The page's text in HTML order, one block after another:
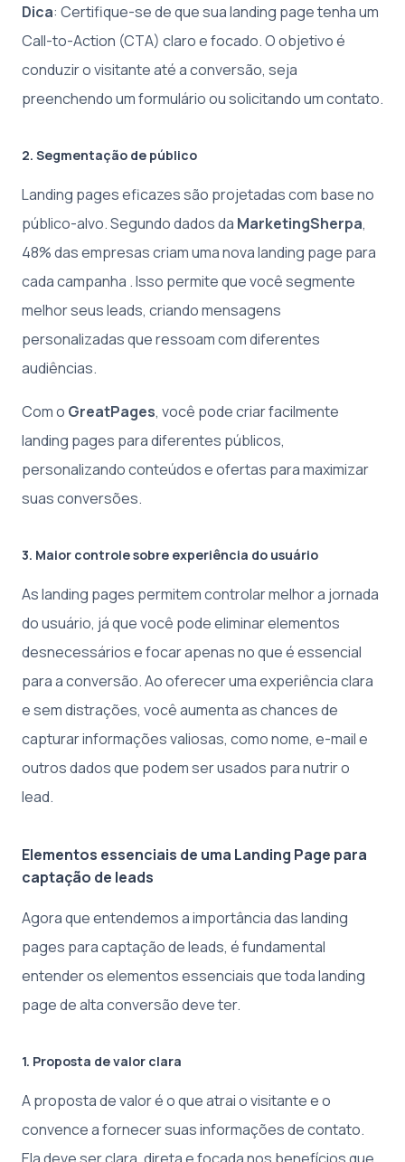
Dica: Certifique-se de que sua landing page tenha um
Call-to-Action (CTA) claro e focado. O objetivo é
conduzir o visitante até a conversão, seja
preenchendo um formulário ou solicitando um contato.
2. Segmentação de público
Landing pages eficazes são projetadas com base no
público-alvo. Segundo dados da MarketingSherpa,
48% das empresas criam uma nova landing page para
cada campanha . Isso permite que você segmente
melhor seus leads, criando mensagens
personalizadas que ressoam com diferentes
audiências.
Com o GreatPages, você pode criar facilmente
landing pages para diferentes públicos,
personalizando conteúdos e ofertas para maximizar
suas conversões.
3. Maior controle sobre experiência do usuário
As landing pages permitem controlar melhor a jornada
do usuário, já que você pode eliminar elementos
desnecessários e focar apenas no que é essencial
para a conversão. Ao oferecer uma experiência clara
e sem distrações, você aumenta as chances de
capturar informações valiosas, como nome, e-mail e
outros dados que podem ser usados para nutrir o
lead.
Elementos essenciais de uma Landing Page para
captação de leads
Agora que entendemos a importância das landing
pages para captação de leads, é fundamental
entender os elementos essenciais que toda landing
page de alta conversão deve ter.
1. Proposta de valor clara
A proposta de valor é o que atrai o visitante e o
convence a fornecer suas informações de contato.